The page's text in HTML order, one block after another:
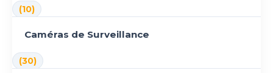
(10)
Caméras de Surveillance
(30)